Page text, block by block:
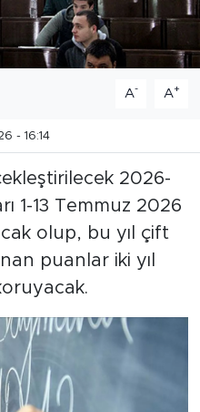
A- A+
- 16:14
2026-
1-13 Temmuz 2026
olup, bu yıl çift
puanlar iki yıl